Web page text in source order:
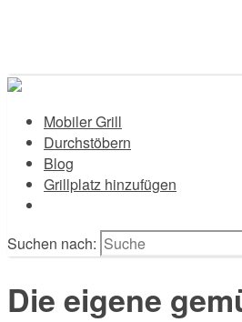
Mobiler Grill
Durchstöbern
Blog
Grillplatz hinzufügen
Suchen nach:
Die eigene